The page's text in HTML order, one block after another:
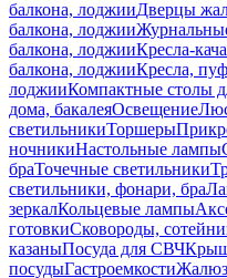
балкона, лоджииДверцы
балкона, лоджии
балкона, лоджииКресла-
балкона, лоджииКресла,
лоджииКомпактные столы
дома, бакалеяОсвещение
светильникиТоршеры
ночникиНастольные лампы
браТочечные светильники
светильники, фонари, бра
зеркалКольцевые лампы
готовкиСковороды,
казаныПосуда для СВЧ
посудыГастроемкости